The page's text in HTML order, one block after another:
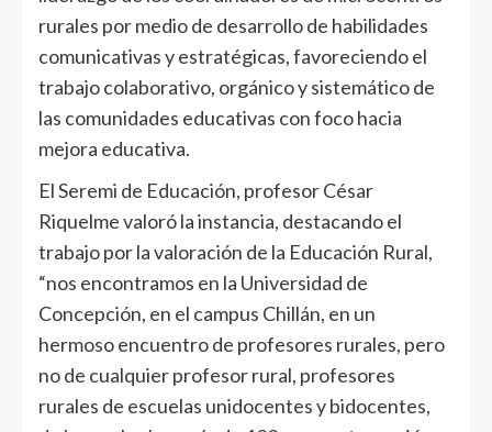
rurales por medio de desarrollo de habilidades
comunicativas y estratégicas, favoreciendo el
trabajo colaborativo, orgánico y sistemático de
las comunidades educativas con foco hacia
mejora educativa.
El Seremi de Educación, profesor César
Riquelme valoró la instancia, destacando el
trabajo por la valoración de la Educación Rural,
“nos encontramos en la Universidad de
Concepción, en el campus Chillán, en un
hermoso encuentro de profesores rurales, pero
no de cualquier profesor rural, profesores
rurales de escuelas unidocentes y bidocentes,